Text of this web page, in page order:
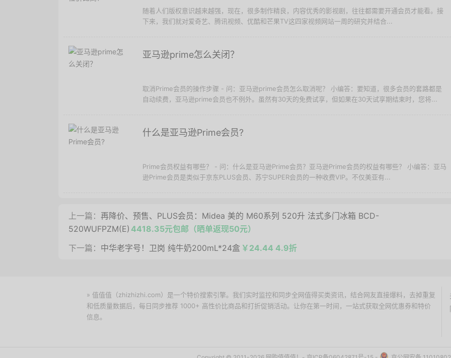
随着人们版权意识越来越强，现在，很多制作精良，内容优秀的影视剧，往往都需要开通会员才能看。接
下来，我们就对爱奇艺、腾讯视频、优酷和芒果TV这四家视频网站一周的研究并结合...
亚马逊prime怎么关闭？
取消Prime会员的操作步骤 - 问：亚马逊prime会员怎么取消呢？ 小编答：要知道，很多会员的套路都是
自动续费，亚马逊prime会员也不例外。虽然有30天的免费试享，但如果在30天试享期结束时，您将...
什么是亚马逊Prime会员?
Prime会员权益有哪些？ - 问：什么是亚马逊Prime会员？亚马逊Prime会员的权益有哪些？ 小编答：亚马
逊Prime会员是类似于京东PLUS会员、苏宁SUPER会员的一种收费VIP。不仅美亚有...
上一篇： 再降价、预售、PLUS会员：Midea 美的 M60系列 520升 法式多门冰箱 BCD-
520WUFPZM(E) 4418.35元包邮（晒单返现50元）
下一篇： 中华老字号！卫岗 纯牛奶200mL*24盒 ￥24.44 4.9折
» 值值值（zhizhizhi.com）是一个特价搜索引擎。我们实时监控和同步全网值得买类资讯，结合网友直接爆料，去掉重复
和低质量数据后，每日同步推荐 1000+ 高性价比商品和打折促销活动。让你在第一时间，一站式获取全网优惠券和特价
信息。